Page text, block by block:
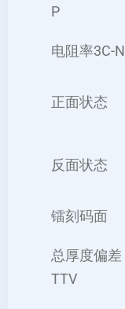
P
电阻率3C-N
正面状态
反面状态
镭刻码面
总厚度偏差
TTV